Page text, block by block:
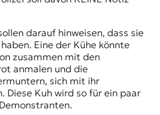
darauf hinweisen, dass sie
Eine der Kühe könnte
zusammen mit den
anmalen und die
sich mit ihr
Diese Kuh wird so für ein paar